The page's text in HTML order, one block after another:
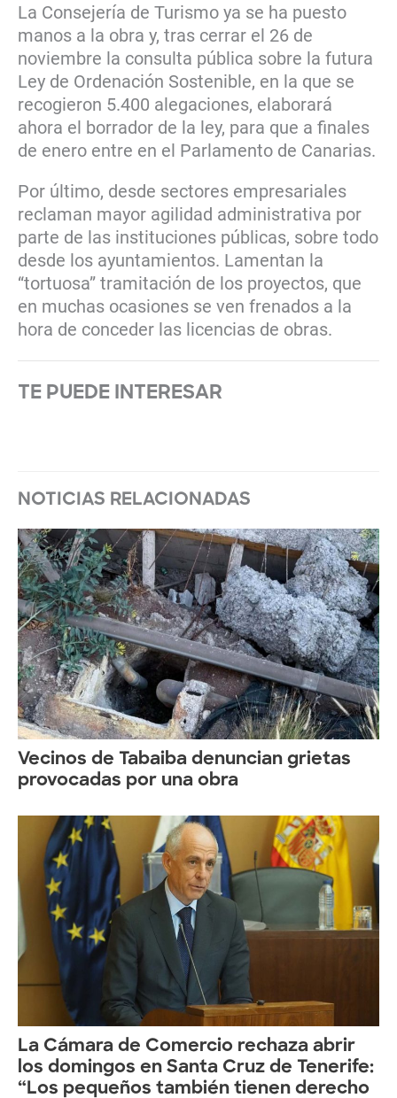
La Consejería de Turismo ya se ha puesto
manos a la obra y, tras cerrar el 26 de
noviembre la consulta pública sobre la futura
Ley de Ordenación Sostenible, en la que se
recogieron 5.400 alegaciones, elaborará
ahora el borrador de la ley, para que a finales
de enero entre en el Parlamento de Canarias.
Por último, desde sectores empresariales
reclaman mayor agilidad administrativa por
parte de las instituciones públicas, sobre todo
desde los ayuntamientos. Lamentan la
“tortuosa” tramitación de los proyectos, que
en muchas ocasiones se ven frenados a la
hora de conceder las licencias de obras.
TE PUEDE INTERESAR
NOTICIAS RELACIONADAS
Vecinos de Tabaiba denuncian grietas
provocadas por una obra
La Cámara de Comercio rechaza abrir
los domingos en Santa Cruz de Tenerife:
“Los pequeños también tienen derecho